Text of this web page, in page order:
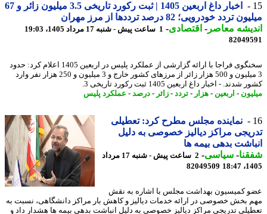
اخبار داغ اربعین 1405 | ثبت رکورد تاریخی 3.5 میلیون زائر و 67
تردد خودرویی؛ 82 درصد ترددها از مرز مهران
معاصر-اقتصادی-1 ساعت پیش - شنبه 17 مرداد 1405، 19:03
سخنگوی فراجا با ارائه گزارشی از عملکرد پلیس در اربعین 1405 اعلام کرد: حدود
3 میلیون و 500 هزار زائر از مرزهای کشور خارج و 3 میلیون و 250 هزار نفر وارد
- اخبار داغ اربعین 1405 ثبت رکورد تاریخی 3.
-اربعین -هزار - تردد - زائر - درصد-عملکرد پلیس
نماینده مجلس مطرح کرد: تعطیلی
مراکز دیالیز خصوصی به دلیل
بدهی بیمه ها
-سیاسی-
2 ساعت پیش - شنبه 17 مرداد
82049509
کمیسیون بهداشت مجلس با اشاره به نقش
بخش خصوصی در ارائه خدمات دیالیز و کاهش بار مراکز دانشگاهی، نسبت به
تدریجی مراکز دیالیز خصوصی به دلیل انباشت بدهی بیمه ها هشدار داد و